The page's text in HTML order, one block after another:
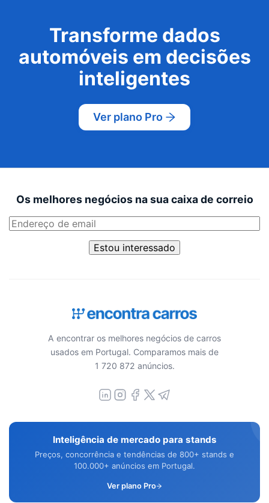
Transforme dados
automóveis em decisões
inteligentes
Ver plano Pro
Os melhores negócios na sua caixa de correio
Estou interessado
A encontrar os melhores negócios de carros
usados em Portugal. Comparamos mais de
1 720 872 anúncios.
Inteligência de mercado para stands
Preços, concorrência e tendências de 800+ stands e
100.000+ anúncios em Portugal.
Ver plano Pro